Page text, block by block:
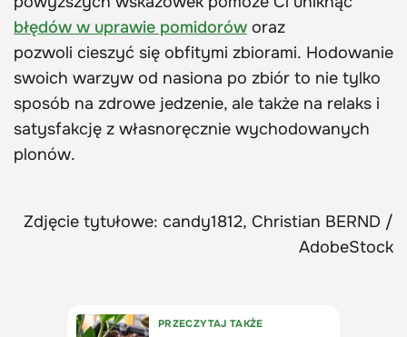
błędów w uprawie pomidorów oraz
pozwoli cieszyć się obfitymi zbiorami. Hodowanie
swoich warzyw od nasiona po zbiór to nie tylko
sposób na zdrowe jedzenie, ale także na relaks i
satysfakcję z własnoręcznie wychodowanych
plonów.
Zdjęcie tytułowe: candy1812, Christian BERND /
AdobeStock